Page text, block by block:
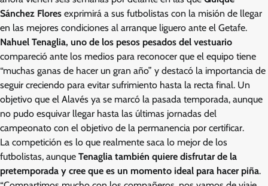
Sánchez Flores exprimirá a sus futbolistas con la misión de llegar
en las mejores condiciones al arranque liguero ante el Getafe.
Nahuel Tenaglia, uno de los pesos pesados del vestuario
compareció ante los medios para reconocer que el equipo tiene
“muchas ganas de hacer un gran año” y destacó la importancia de
seguir creciendo para evitar sufrimiento hasta la recta final. Un
objetivo que el Alavés ya se marcó la pasada temporada, aunque
no pudo esquivar llegar hasta las últimas jornadas del
campeonato con el objetivo de la permanencia por certificar.
La competición es lo que realmente saca lo mejor de los
futbolistas, aunque Tenaglia también quiere disfrutar de la
pretemporada y cree que es un momento ideal para hacer piña.